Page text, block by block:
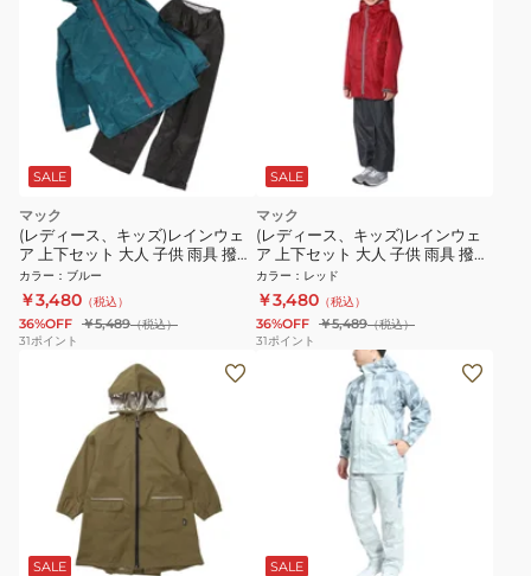
SALE
マック
(レディース、キッズ)レインウェ
ア 上下セット 大人 子供 雨具 撥水
防水 レインスーツ アジャストマ
ックライト AS-7100 裾上げ調整
カラー ： ブルー
￥3,480 （税込）
36%OFF ￥5,489（税込）
31ポイント
SALE
マック
(レディース、キッズ)レインウェ
ア 上下セット 大人 子供 雨具 撥水
防水 レインスーツ アジャストマ
ックライト AS-7100 裾上げ調整
カラー ： レッド
￥3,480 （税込）
36%OFF ￥5,489（税込）
31ポイント
SALE SALE